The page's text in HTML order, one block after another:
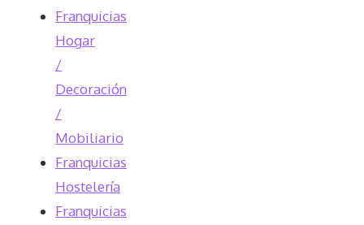
Franquicias
Hogar
/
Decoración
/
Mobiliario
Franquicias
Hostelería
Franquicias